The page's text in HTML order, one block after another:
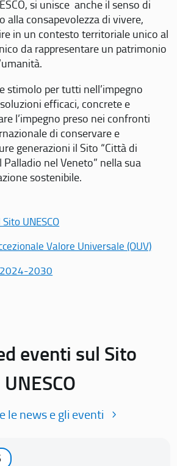
si unisce anche il senso di
alla consapevolezza di vivere,
in un contesto territoriale unico al
da rappresentare un patrimonio
stimolo per tutti nell’impegno
efficaci, concrete e
l’impegno preso nei confronti
di conservare e
generazioni il Sito “Città di
Palladio nel Veneto” nella sua
sostenibile.
UNESCO
Valore Universale (OUV)
2024-2030
eventi sul Sito
UNESCO
le news e gli eventi